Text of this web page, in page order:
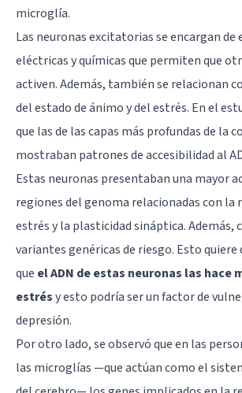
microglía.
Las neuronas excitatorias se encargan
eléctricas y químicas que permiten que
activen. Además, también se relacionan
del estado de ánimo y del estrés. En el
que las de las capas más profundas de la
mostraban patrones de accesibilidad al
Estas neuronas presentaban una mayor
regiones del genoma relacionadas con la
estrés y la plasticidad sináptica. Además,
variantes genéricas de riesgo. Esto quiere
que el ADN de estas neuronas las hace
estrésy esto podría ser un factor de
depresión.
Por otro lado, se observó que en las
las microglías —que actúan como el